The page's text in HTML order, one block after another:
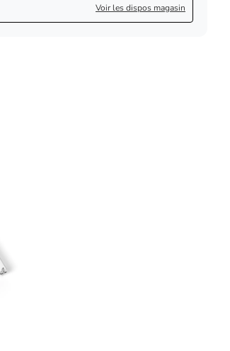
Voir les dispos magasin